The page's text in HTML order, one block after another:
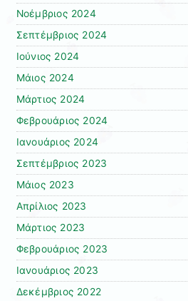
Νοέμβριος 2024
Σεπτέμβριος 2024
Ιούνιος 2024
Μάιος 2024
Μάρτιος 2024
Φεβρουάριος 2024
Ιανουάριος 2024
Σεπτέμβριος 2023
Μάιος 2023
Απρίλιος 2023
Μάρτιος 2023
Φεβρουάριος 2023
Ιανουάριος 2023
Δεκέμβριος 2022